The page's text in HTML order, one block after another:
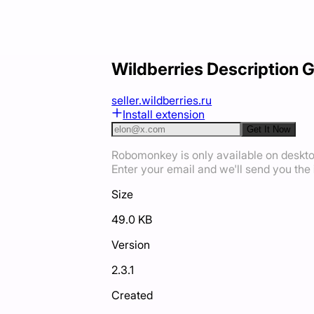
Wildberries Description
seller.wildberries.ru
Install extension
Get It Now
Robomonkey is only available on
Enter your email and we'll send you
Size
49.0 KB
Version
2.3.1
Created